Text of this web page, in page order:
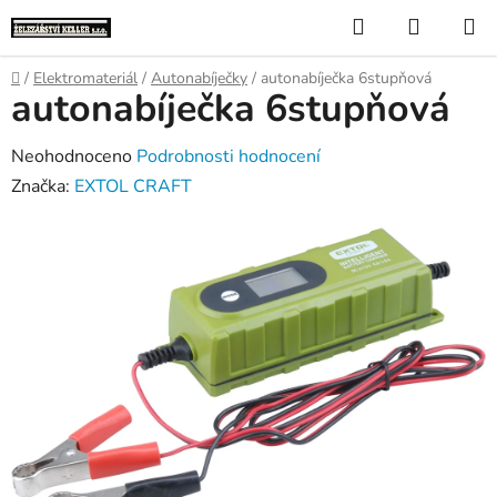
na
obsah
Hledat
KOŠÍK
Domů
/ Elektromateriál / Autonabíječky / autonabíječka 6stupňová
autonabíječka 6stupňová
Průměrné
hodnocení
Neohodnoceno Podrobnosti hodnocení
Značka: EXTOL CRAFT